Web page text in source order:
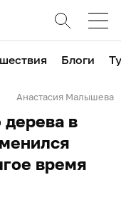
Блоги
Анастасия Малышева
в
время